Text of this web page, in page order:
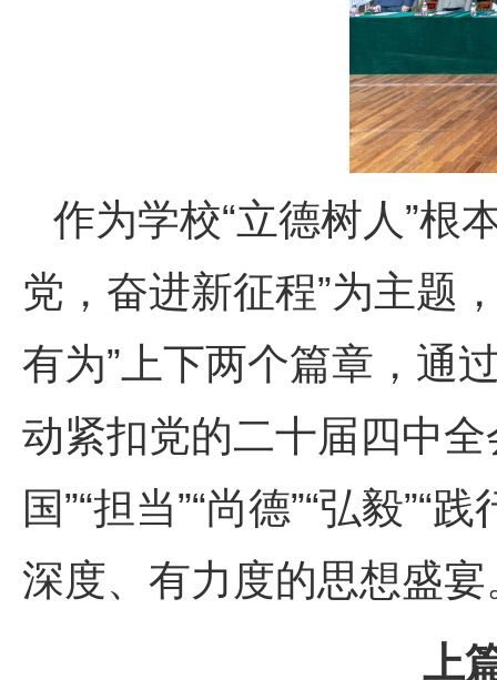
作为学校“立德树人”根
党，奋进新征程”为主题
有为”上下两个篇章，通
动紧扣党的二十届四中全
国”“担当”“尚德”“弘毅
深度、有力度的思想盛宴
上